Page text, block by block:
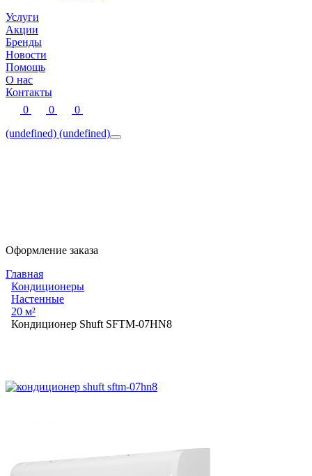
Услуги
Акции
Бренды
Новости
Помощь
О нас
Контакты
0
0
0
(undefined) (undefined)
Оформление заказа
Главная
Кондиционеры
Настенные
20 м²
Кондиционер Shuft SFTM-07HN8